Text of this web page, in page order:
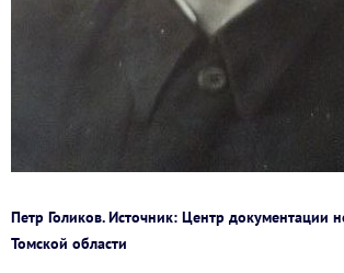
Петр Голиков. Источник: Центр документации
Томской области